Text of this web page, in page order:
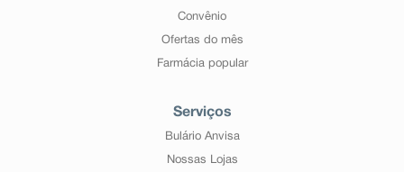
Convênio
Ofertas do mês
Farmácia popular
Serviços
Bulário Anvisa
Nossas Lojas